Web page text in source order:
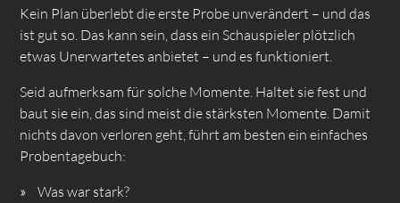
Kein Plan überlebt die erste Probe unverändert – und das
ist gut so. Das kann sein, dass ein Schauspieler plötzlich
etwas Unerwartetes anbietet – und es funktioniert.
Seid aufmerksam für solche Momente. Haltet sie fest und
baut sie ein, das sind meist die stärksten Momente. Damit
nichts davon verloren geht, führt am besten ein einfaches
Probentagebuch:
Was war stark?